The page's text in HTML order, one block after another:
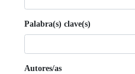
Palabra(s) clave(s)
Autores/as